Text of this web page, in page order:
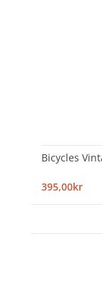
Bicycles
395,00kr